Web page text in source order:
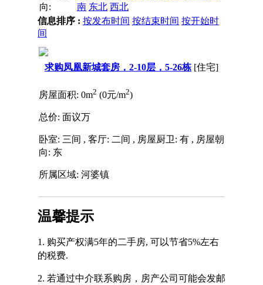
向:
南 东北 西北
信息排序 : 按发布时间 按结束时间 按开始时
间
求购凤凰新城套房，2-10层，5-26栋 [住宅]
房屋面积: 0m2 (0元/m2)
总价: 面议万
卧室: 三间 , 客厅: 二间 , 房屋厨卫: 有 , 房屋朝
向: 东
所属区域: 河婆镇
温馨提示
1. 购买产权满5年的二手房, 可以节省5%左右
的税费.
2. 若通过中介联系购房，房产公司可能会发邮